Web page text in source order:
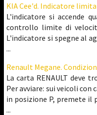
KIA Cee'd. Indicatore
L'indicatore si accende
controllo limite di
L'indicatore si spegne al
...
Renault Megane.
La carta RENAULT deve
Per avviare: sui veicoli
in posizione P, premete il
...